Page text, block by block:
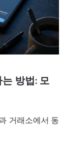
방법: 모
거래소에서 동